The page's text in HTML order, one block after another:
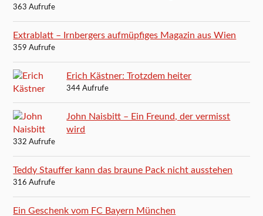
363 Aufrufe
Extrablatt – Irnbergers aufmüpfiges Magazin aus Wien
359 Aufrufe
Erich Kästner: Trotzdem heiter
344 Aufrufe
John Naisbitt – Ein Freund, der vermisst
wird
332 Aufrufe
Teddy Stauffer kann das braune Pack nicht ausstehen
316 Aufrufe
Ein Geschenk vom FC Bayern München